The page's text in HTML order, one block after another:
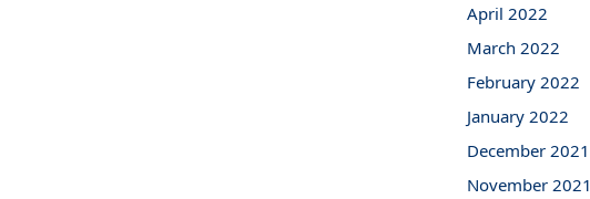
April 2022
March 2022
February 2022
January 2022
December 2021
November 2021